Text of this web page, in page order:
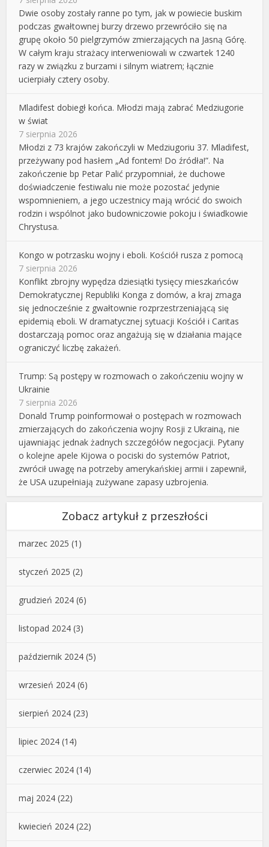
Dwie osoby zostały ranne po tym, jak w powiecie buskim
podczas gwałtownej burzy drzewo przewróciło się na
grupę około 50 pielgrzymów zmierzających na Jasną Górę.
W całym kraju strażacy interweniowali w czwartek 1240
razy w związku z burzami i silnym wiatrem; łącznie
ucierpiały cztery osoby.
Mladifest dobiegł końca. Młodzi mają zabrać Medziugorie
w świat
7 sierpnia 2026
Młodzi z 73 krajów zakończyli w Medziugoriu 37. Mladifest,
przeżywany pod hasłem „Ad fontem! Do źródła!”. Na
zakończenie bp Petar Palić przypomniał, że duchowe
doświadczenie festiwalu nie może pozostać jedynie
wspomnieniem, a jego uczestnicy mają wrócić do swoich
rodzin i wspólnot jako budowniczowie pokoju i świadkowie
Chrystusa.
Kongo w potrzasku wojny i eboli. Kościół rusza z pomocą
7 sierpnia 2026
Konflikt zbrojny wypędza dziesiątki tysięcy mieszkańców
Demokratycznej Republiki Konga z domów, a kraj zmaga
się jednocześnie z gwałtownie rozprzestrzeniającą się
epidemią eboli. W dramatycznej sytuacji Kościół i Caritas
dostarczają pomoc oraz angażują się w działania mające
ograniczyć liczbę zakażeń.
Trump: Są postępy w rozmowach o zakończeniu wojny w
Ukrainie
7 sierpnia 2026
Donald Trump poinformował o postępach w rozmowach
zmierzających do zakończenia wojny Rosji z Ukrainą, nie
ujawniając jednak żadnych szczegółów negocjacji. Pytany
o kolejne apele Kijowa o pociski do systemów Patriot,
zwrócił uwagę na potrzeby amerykańskiej armii i zapewnił,
że USA uzupełniają zużywane zapasy uzbrojenia.
Zobacz artykuł z przeszłości
marzec 2025 (1)
styczeń 2025 (2)
grudzień 2024 (6)
listopad 2024 (3)
październik 2024 (5)
wrzesień 2024 (6)
sierpień 2024 (23)
lipiec 2024 (14)
czerwiec 2024 (14)
maj 2024 (22)
kwiecień 2024 (22)